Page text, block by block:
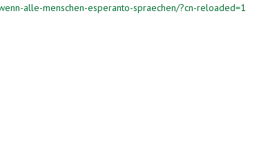
alle-menschen-esperanto-spraechen/?cn-reloaded=1